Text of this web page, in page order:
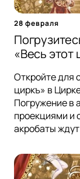
28 февраля
«Весь этот
Откройте для
циркъ» в
Погружение в
проекциями и
акробаты